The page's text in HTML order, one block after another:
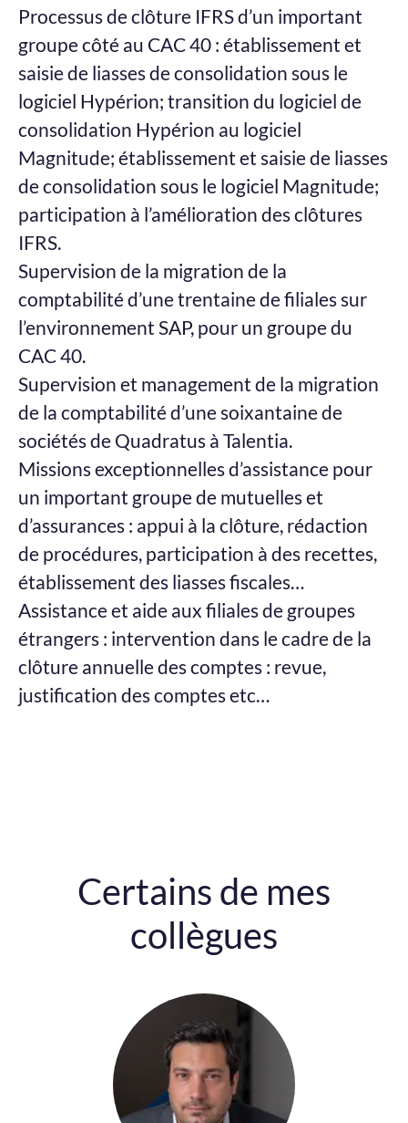
Processus de clôture IFRS d’un important
groupe côté au CAC 40 : établissement et
saisie de liasses de consolidation sous le
logiciel Hypérion; transition du logiciel de
consolidation Hypérion au logiciel
Magnitude; établissement et saisie de liasses
de consolidation sous le logiciel Magnitude;
participation à l’amélioration des clôtures
IFRS.
Supervision de la migration de la
comptabilité d’une trentaine de filiales sur
l’environnement SAP, pour un groupe du
CAC 40.
Supervision et management de la migration
de la comptabilité d’une soixantaine de
sociétés de Quadratus à Talentia.
Missions exceptionnelles d’assistance pour
un important groupe de mutuelles et
d’assurances : appui à la clôture, rédaction
de procédures, participation à des recettes,
établissement des liasses fiscales…
Assistance et aide aux filiales de groupes
étrangers : intervention dans le cadre de la
clôture annuelle des comptes : revue,
justification des comptes etc…
Certains de mes
collègues